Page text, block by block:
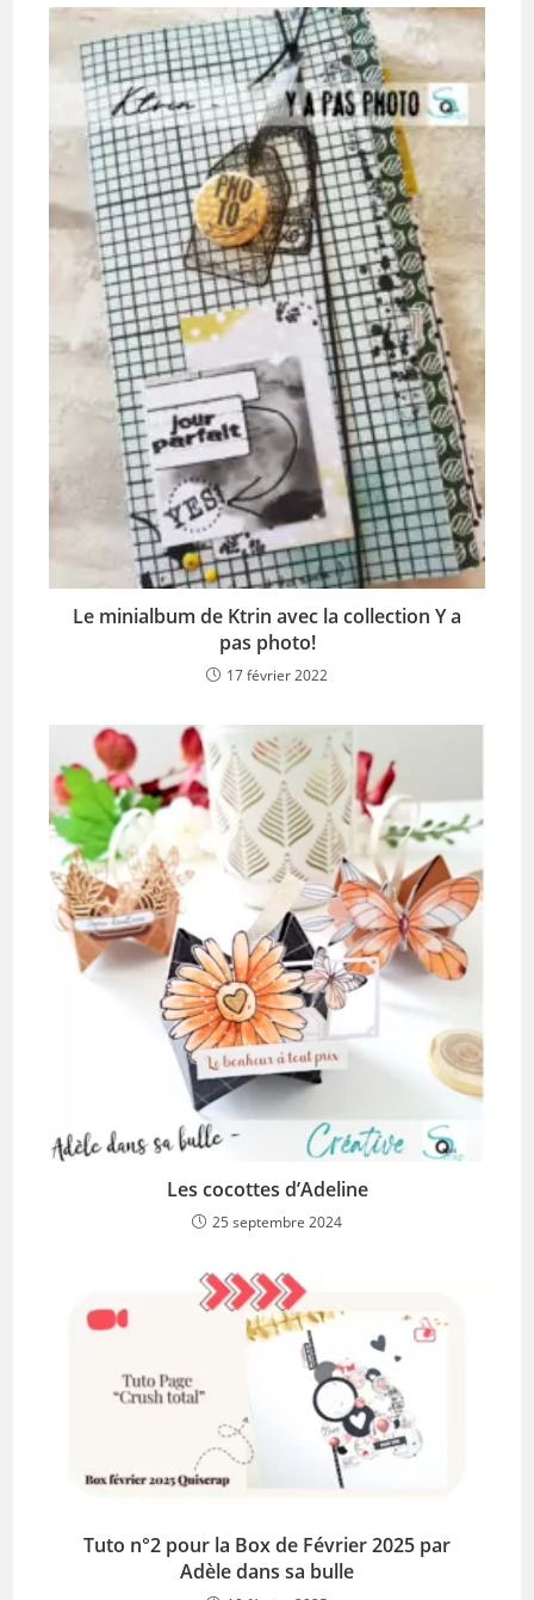
Le minialbum de Ktrin avec la collection Y a
pas photo!
17 février 2022
Les cocottes d’Adeline
25 septembre 2024
Tuto n°2 pour la Box de Février 2025 par
Adèle dans sa bulle